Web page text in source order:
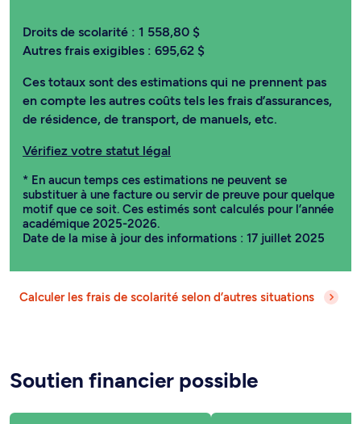
Droits de scolarité : 1 558,80 $
Autres frais exigibles : 695,62 $
Ces totaux sont des estimations qui ne prennent pas
en compte les autres coûts tels les frais d’assurances,
de résidence, de transport, de manuels, etc.
Vérifiez votre statut légal
* En aucun temps ces estimations ne peuvent se
substituer à une facture ou servir de preuve pour quelque
motif que ce soit. Ces estimés sont calculés pour l’année
académique 2025-2026.
Date de la mise à jour des informations : 17 juillet 2025
Calculer les frais de scolarité selon d’autres situations
Soutien financier possible